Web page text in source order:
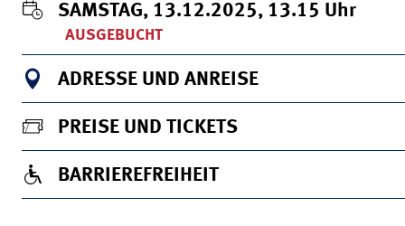
SAMSTAG, 13.12.2025, 13.15 Uhr
AUSGEBUCHT
ADRESSE UND ANREISE
PREISE UND TICKETS
BARRIEREFREIHEIT